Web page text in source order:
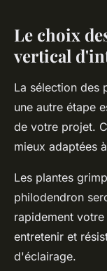
Le choix
vertical
La sélection des
une autre étape
de votre projet.
mieux adaptées
Les plantes
philodendron
rapidement
entretenir et
d'éclairage.